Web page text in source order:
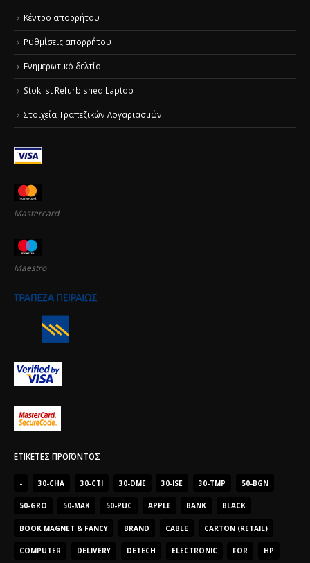
Κέντρο απορρήτου
Ρυθμίσεις απορρήτου
Ενημερωτικό δελτίο
Stoklist Refurbished Laptop
Στοιχεία Τραπεζικών Λογαριασμών
Mastercard
Maestro
ΕΤΙΚΈΤΕΣ ΠΡΟΪΌΝΤΟΣ
- 30-CHA 30-CTI 30-DME 30-ISE 30-TMP 50-BGN
50-GRO 50-MAK 50-PUC APPLE BANK BLACK
BOOK MAGNET & FANCY BRAND CABLE CARTON (RETAIL)
COMPUTER DELIVERY DETECH ELECTRONIC FOR HP